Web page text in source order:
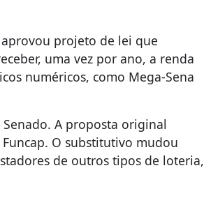
aprovou projeto de lei que
uma vez por ano, a renda
numéricos, como Mega-Sena
A proposta original
O substitutivo mudou
de outros tipos de loteria,